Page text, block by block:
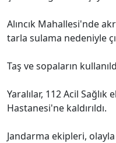
Alıncık Mahallesi'nde
tarla sulama nedeniyle
Taş ve sopaların
Yaralılar, 112 Acil
Hastanesi'ne kaldırıldı.
Jandarma ekipleri,